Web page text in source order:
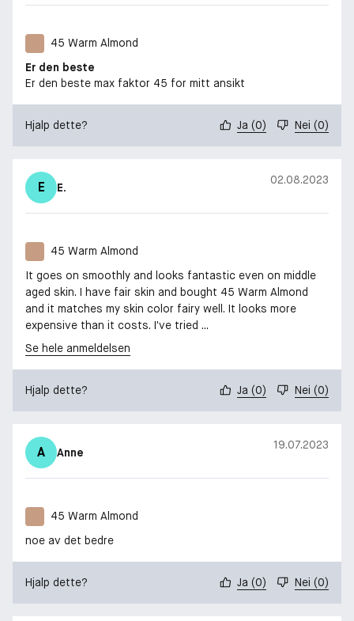
45 Warm Almond
Er den beste
Er den beste max faktor 45 for mitt ansikt
Hjalp dette? Ja (0) Nei (0)
E E.
02.08.2023
45 Warm Almond
It goes on smoothly and looks fantastic even on middle
aged skin. I have fair skin and bought 45 Warm Almond
and it matches my skin color fairy well. It looks more
expensive than it costs. I’ve tried ...
Se hele anmeldelsen
Hjalp dette? Ja (0) Nei (0)
A Anne
19.07.2023
45 Warm Almond
noe av det bedre
Hjalp dette? Ja (0) Nei (0)